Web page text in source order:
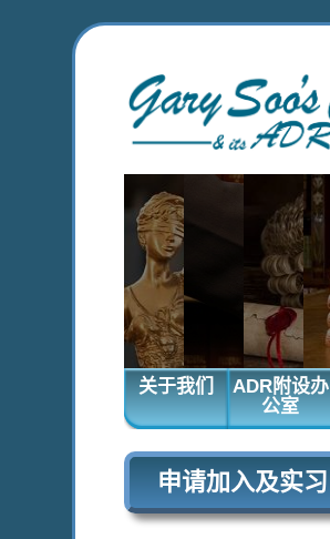
关于我们
ADR附设办
公室
申请加入及实习